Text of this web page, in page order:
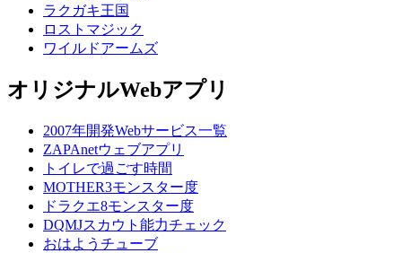
ラクガキ王国
ロストマジック
ワイルドアームズ
オリジナルWebアプリ
2007年開発Webサービス一覧
ZAPAnetウェブアプリ
トイレで過ごす時間
MOTHER3モンスター度
ドラクエ8モンスター度
DQMJスカウト能力チェック
おはようチューブ